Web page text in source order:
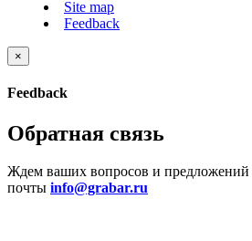
Site map
Feedback
×
Feedback
Обратная связь
Ждем ваших вопросов и предложений
почты info@grabar.ru